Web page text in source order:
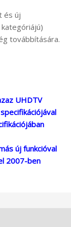
és új
kategóriájú)
továbbítására.
UHDTV
új funkcióval
2007-ben